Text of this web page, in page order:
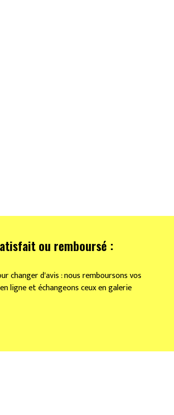
ou remboursé :
changer d'avis : nous remboursons vos
ligne et échangeons ceux en galerie